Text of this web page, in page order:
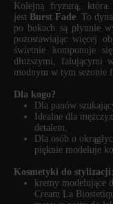
Kolejną fryzurą, która
jestBurst Fade. To
po bokach są płynnie
pozostawiając więcej
świetnie komponuje
dłuższymi, falującymi
modnym w tym sezonie
Dla kogo?
Dla panów
Idealne dla
detalem,
Dla osób o
pięknie modeluje
Kosmetyki do stylizacji:
kremy modelujące
Cream La